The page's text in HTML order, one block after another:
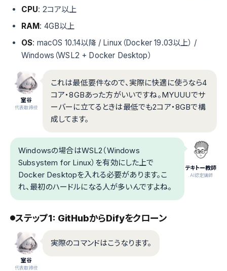
CPU: 2コア以上
RAM: 4GB以上
OS: macOS 10.14以降 / Linux（Docker 19.03以上） /
Windows（WSL2 + Docker Desktop）
室谷
代表取締役
これは最低要件なので、実際に快適に使うなら4
コア・8GBあった方がいいですね。MYUUUでサ
ーバーに立てるときは最低でも2コア・8GBで構
成してます。
テキトー教師
.AI認定講師
Windowsの場合はWSL2（Windows
Subsystem for Linux）を有効にした上で
Docker Desktopを入れる必要があります。こ
れ、最初のハードルになる人が多いんですよね。
ステップ1: GitHubからDifyをクローン
室谷
代表取締役
実際のコマンドはこうなります。